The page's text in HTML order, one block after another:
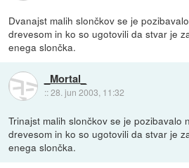
Dvanajst malih slončkov se je
drevesom in ko so ugotovili da stvar je
enega slončka.
_Mortal_
::28. jun 2003, 11:32
Trinajst malih slončkov se je pozibavalo
drevesom in ko so ugotovili da stvar je
enega slončka.